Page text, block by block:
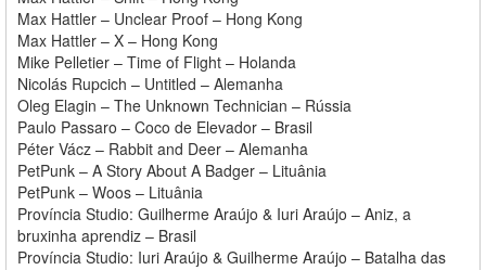
Max Hattler – Unclear Proof – Hong Kong
Max Hattler – X – Hong Kong
Mike Pelletier – Time of Flight – Holanda
Nicolás Rupcich – Untitled – Alemanha
Oleg Elagin – The Unknown Technician – Rússia
Paulo Passaro – Coco de Elevador – Brasil
Péter Vácz – Rabbit and Deer – Alemanha
PetPunk – A Story About A Badger – Lituânia
PetPunk – Woos – Lituânia
Província Studio: Guilherme Araújo & Iuri Araújo – Aniz, a
bruxinha aprendiz – Brasil
Província Studio: Iuri Araújo & Guilherme Araújo – Batalha das